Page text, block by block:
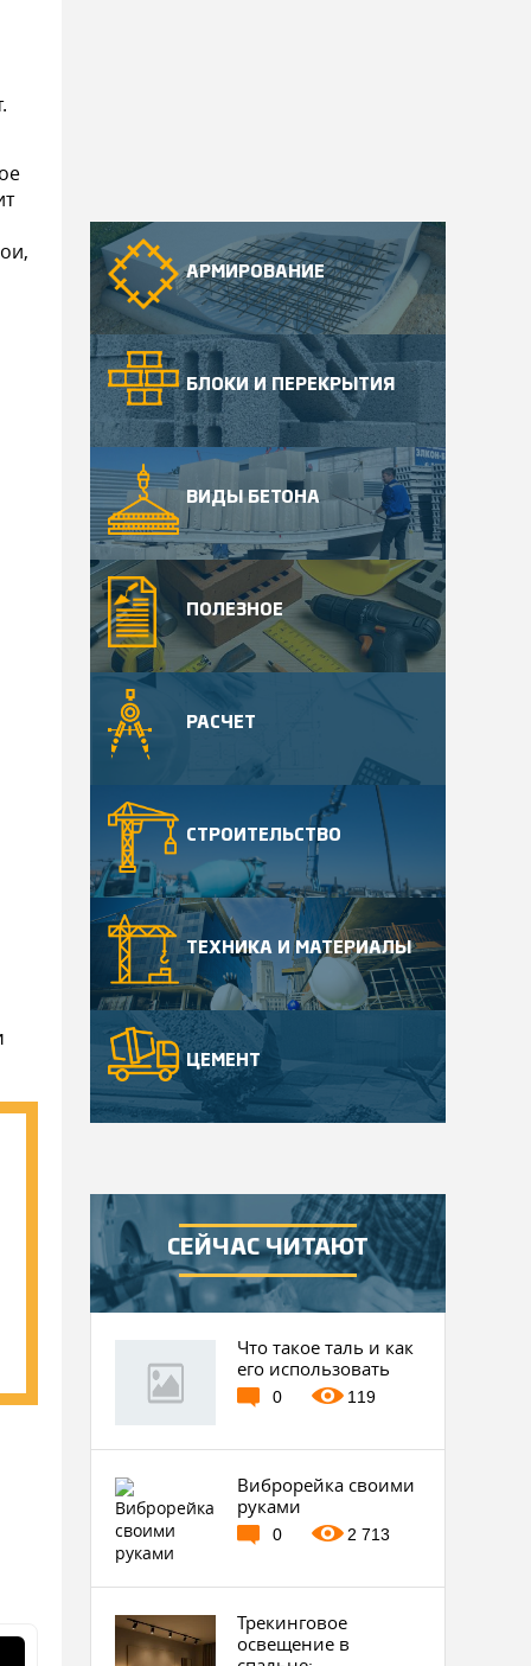
АРМИРОВАНИЕ
БЛОКИ И ПЕРЕКРЫТИЯ
ВИДЫ БЕТОНА
ПОЛЕЗНОЕ
РАСЧЕТ
СТРОИТЕЛЬСТВО
ТЕХНИКА И МАТЕРИАЛЫ
ЦЕМЕНТ
СЕЙЧАС ЧИТАЮТ
Что такое таль и как
его использовать
0 119
Виброрейка своими
руками
0 2 713
Трекинговое
освещение в